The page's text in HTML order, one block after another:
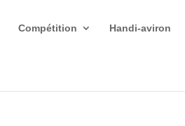
Compétition Handi-aviron